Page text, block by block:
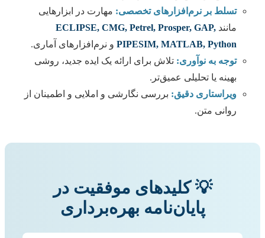
تسلط بر نرم‌افزارهای تخصصی: مهارت در ابزارهایی
مانند ECLIPSE, CMG, Petrel, Prosper, GAP,
PIPESIM, MATLAB, Python و نرم‌افزارهای آماری.
توجه به نوآوری: تلاش برای ارائه یک ایده جدید، روشی
بهینه یا تحلیلی عمیق‌تر.
ویراستاری دقیق: بررسی نگارشی و املایی و اطمینان از
روانی متن.
💡 کلیدهای موفقیت در
پایان‌نامه بهره‌برداری